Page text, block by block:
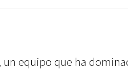
un equipo que ha